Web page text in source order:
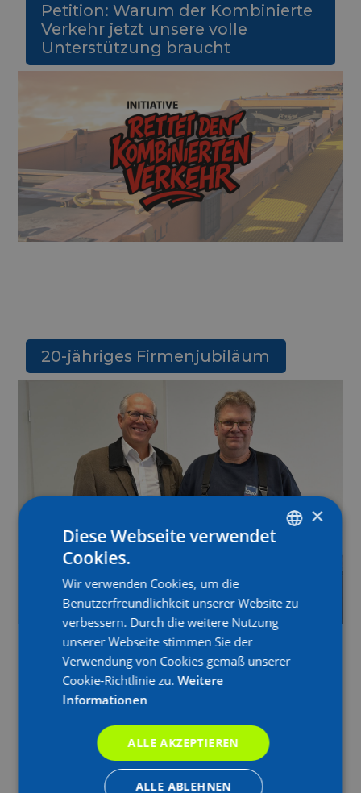
Petition: Warum der Kombinierte
Verkehr jetzt unsere volle
Unterstützung braucht
20-jähriges Firmenjubiläum
Nachruf: Wir trauern um unseren
×
Diese Webseite verwendet
Cookies.
Wir verwenden Cookies, um die
Benutzerfreundlichkeit unserer Website zu
verbessern. Durch die weitere Nutzung
unserer Webseite stimmen Sie der
Verwendung von Cookies gemäß unserer
Cookie-Richtlinie zu. Weitere
Informationen
ALLE AKZEPTIEREN
ALLE ABLEHNEN